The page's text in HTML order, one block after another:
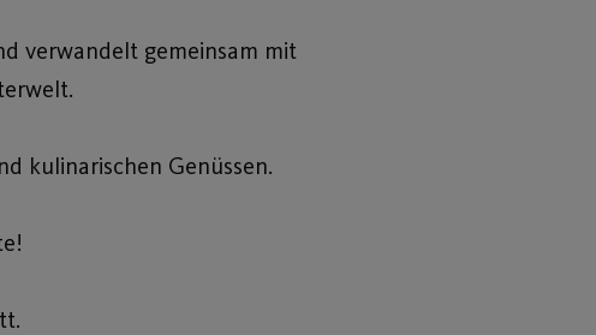
verwandelt gemeinsam mit
kulinarischen Genüssen.